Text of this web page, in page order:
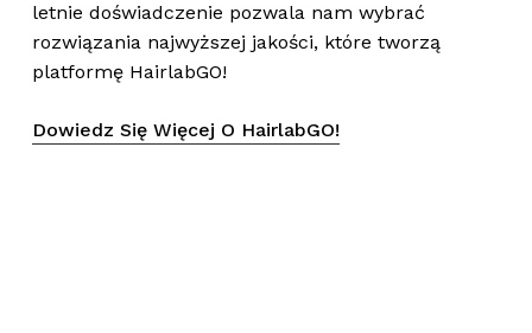
letnie doświadczenie pozwala nam wybrać
rozwiązania najwyższej jakości, które tworzą
platformę HairlabGO!
Dowiedz Się Więcej O HairlabGO!